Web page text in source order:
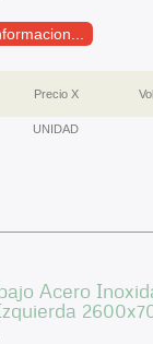
Precio X
UNIDAD
Acero